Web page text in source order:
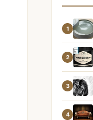
1
2
3
4